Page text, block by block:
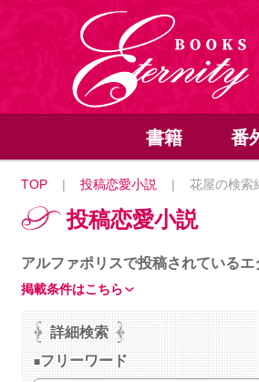
書籍 番
TOP | 投稿恋愛小説 | 花屋の検索
投稿恋愛小説
アルファポリスで投稿されているエ
掲載条件はこちら
詳細検索
フリーワード